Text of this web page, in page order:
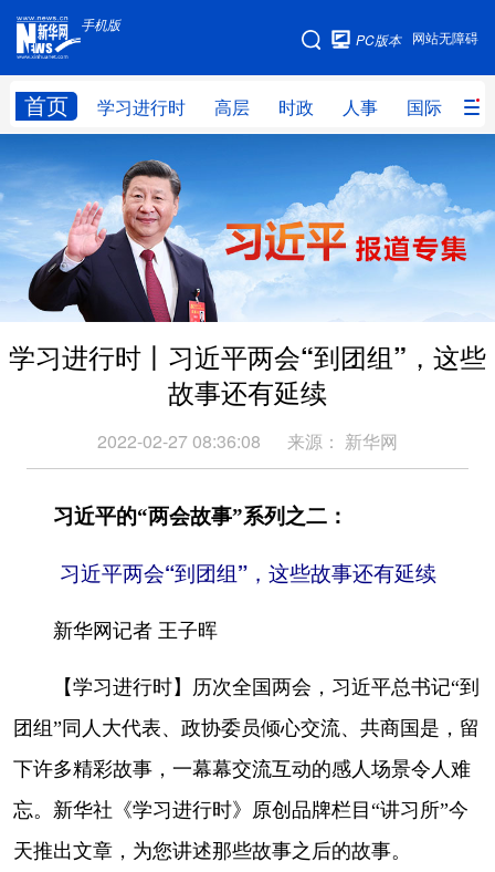
手机版
网站无障碍
PC版本
首页 学习进行时 高层 时政 人事 国际 财
手机版
网站地图
学习进行时 高层
国际 财经 网评 港澳
台湾 思客智库 全球连线 教育
科技 科创
文化 书画 健康 军事
视频 图片
中央文件 金融
城市 旅游 能源 会展
彩票 娱乐
公益 一带一路 亚太网 上市公司
文化产业
地方频道
北京 天津 河北
学习进行时丨习近平两会“到团组”，这些
故事还有延续
2022-02-27 08:36:08 来源： 新华网
习近平的“两会故事”系列之二：
习近平两会“到团组”，这些故事还有延续
新华网记者 王子晖
【学习进行时】历次全国两会，习近平总书记“到
团组”同人大代表、政协委员倾心交流、共商国是，留
下许多精彩故事，一幕幕交流互动的感人场景令人难
忘。新华社《学习进行时》原创品牌栏目“讲习所”今
天推出文章，为您讲述那些故事之后的故事。